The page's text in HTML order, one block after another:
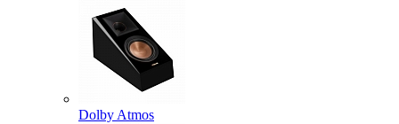
Dolby Atmos